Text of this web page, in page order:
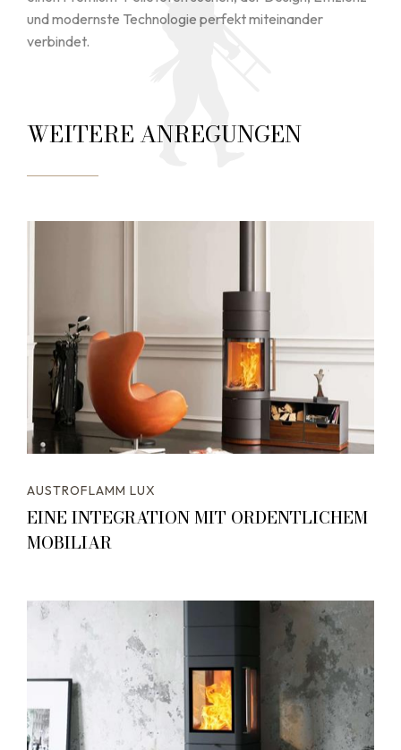
und modernste Technologie perfekt miteinander
verbindet.
WEITERE ANREGUNGEN
AUSTROFLAMM LUX
EINE INTEGRATION MIT ORDENTLICHEM
MOBILIAR